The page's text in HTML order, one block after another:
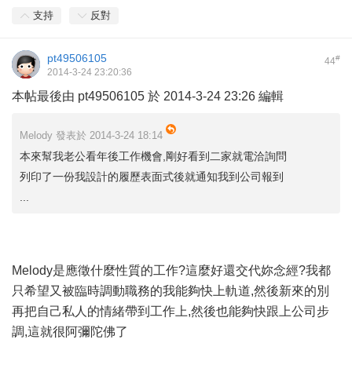
支持 反對
44#
pt49506105
2014-3-24 23:20:36
本帖最後由 pt49506105 於 2014-3-24 23:26 編輯
Melody 發表於 2014-3-24 18:14
本來幫我老公看年後工作機會,剛好看到二家就電洽詢問
列印了一份我設計的履歷表面式後就通知我到公司報到
Melody是應徵什麼性質的工作?這麼好還交代妳念經?我都
只希望又被臨時調動職務的我能夠快上軌道,然後新來的別
再把自己私人的情緒帶到工作上,然後也能夠快跟上公司步
調,這就很阿彌陀佛了